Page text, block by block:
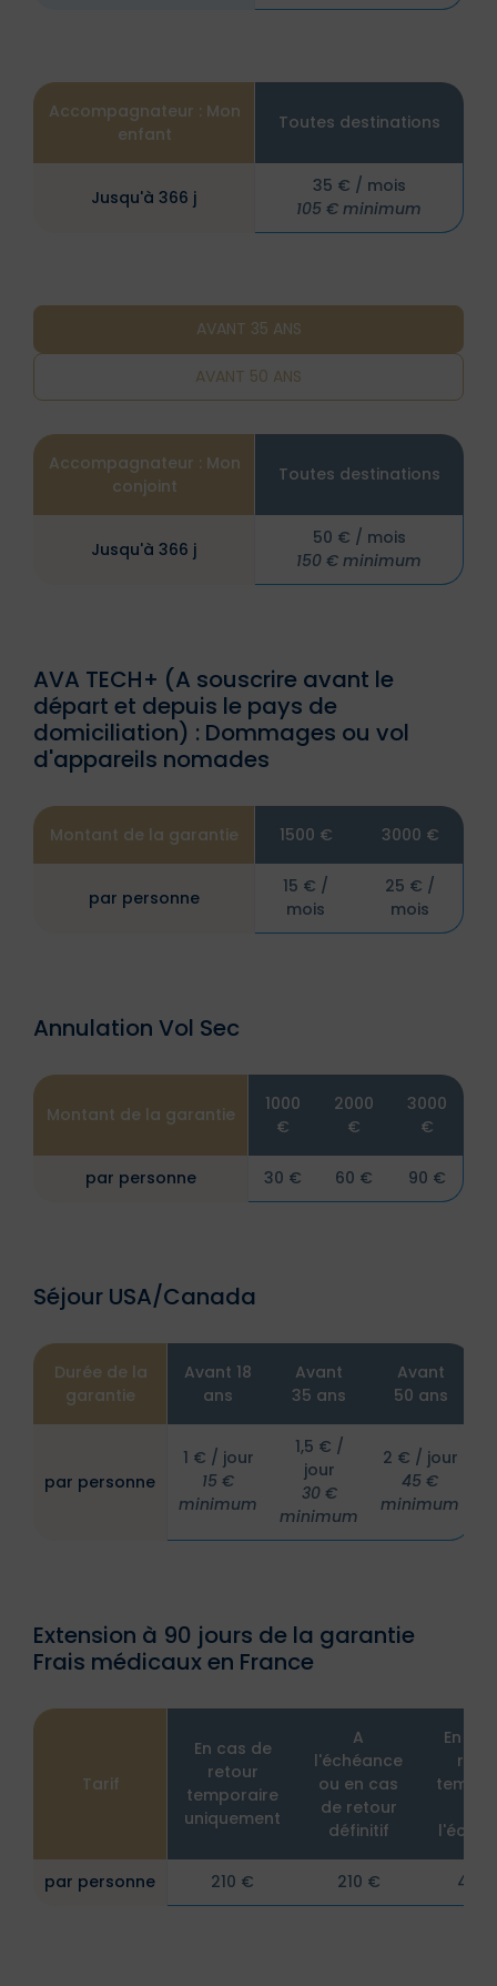
Accompagnateur : Mon
enfant
Toutes destinations
Jusqu'à 366 j
35 € / mois
105 € minimum
AVANT 35 ANS
AVANT 50 ANS
Accompagnateur : Mon
conjoint
Toutes destinations
Jusqu'à 366 j
50 € / mois
150 € minimum
: Mon
conjoint
Toutes destinations
Jusqu'à 366 j
65 € / mois
195 € minimum
AVA TECH+ (A souscrire avant le
départ et depuis le pays de
domiciliation) : Dommages ou vol
d'appareils nomades
Montant de la garantie 1500 € 3000 €
par personne
15 € /
mois
25 € /
mois
Annulation Vol Sec
Montant de la garantie
1000
€
2000
€
3000
€
par personne 30 € 60 € 90 €
Séjour USA/Canada
Durée de la
garantie
Avant 18
ans
Avant
35 ans
Avant
50 ans
par personne
1 € / jour
15 €
minimum
1,5 € /
jour
30 €
minimum
2 € / jour
45 €
minimum
Extension à 90 jours de la garantie
Frais médicaux en France
Tarif
En cas de
retour
temporaire
uniquement
A
l'échéance
ou en cas
de retour
définitif
En
par personne 210 € 210 € 420